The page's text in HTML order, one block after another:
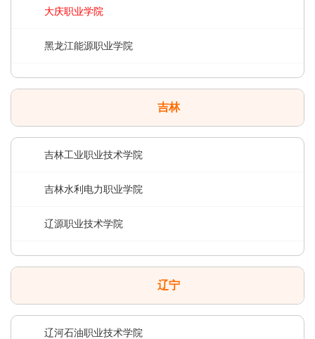
大庆职业学院
黑龙江能源职业学院
吉林
吉林工业职业技术学院
吉林水利电力职业学院
辽源职业技术学院
辽宁
辽河石油职业技术学院